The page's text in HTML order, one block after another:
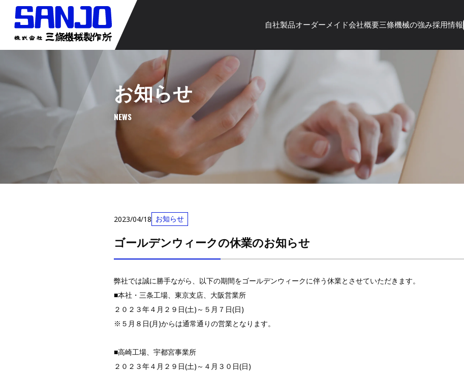
自社製品オーダーメイド会社概要三條機械の強み採用情報
お知らせ
NEWS
2023/04/18 お知らせ
ゴールデンウィークの休業のお知らせ
弊社では誠に勝手ながら、以下の期間をゴールデンウィークに伴う休業とさせていただきます。
■本社・三条工場、東京支店、大阪営業所
２０２３年４月２９日(土)～５月７日(日)
※５月８日(月)からは通常通りの営業となります。
■高崎工場、宇都宮事業所
２０２３年４月２９日(土)～４月３０日(日)